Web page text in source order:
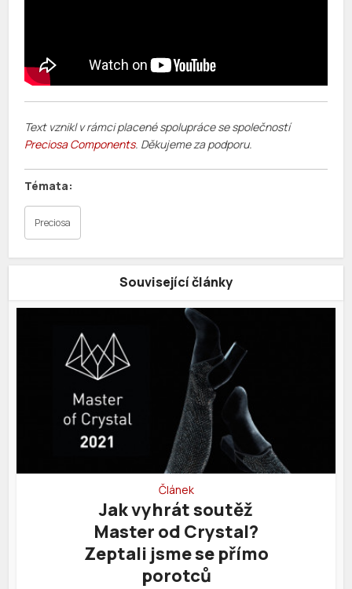
Text vznikl v rámci placené spolupráce se společností
Preciosa Components. Děkujeme za podporu.
Preciosa
Související články
Článek
Jak vyhrát soutěž
Master od Crystal?
Zeptali jsme se přímo
porotců